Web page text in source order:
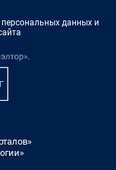
данных и